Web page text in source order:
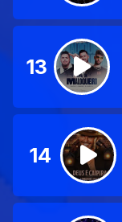
13
14